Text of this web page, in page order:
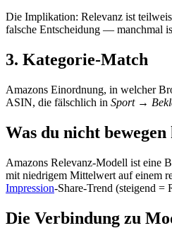
Die Implikation: Relevanz ist
falsche Entscheidung — manchmal
3. Kategorie-Match
Amazons Einordnung, in welcher
ASIN, die fälschlich in Sport →
Was du nicht bewegen
Amazons Relevanz-Modell ist eine
mit niedrigem Mittelwert auf einem
Impression-Share-Trend (steigend =
Die Verbindung zu